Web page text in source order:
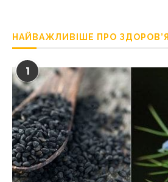
НАЙВАЖЛИВІШЕ ПРО ЗДОРОВ’Я
1